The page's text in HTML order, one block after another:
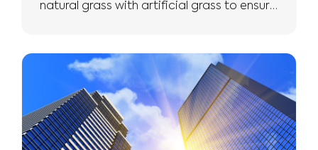
natural grass with artificial grass to ensure